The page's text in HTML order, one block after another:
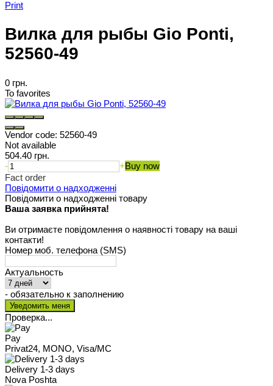
Print
Вилка для рыбы Gio Ponti,
52560-49
0 грн.
To favorites
Vendor code: 52560-49
Not available
504.40 грн.
-
+Buy now
Fact order
Повідомити о надходженні
Повідомити о надходженні товару
Ваша заявка прийнята!
Ви отримаєте повідомлення о наявності товару на ваші
контакти!
Номер моб. телефона (SMS)
Актуальность
- обязательно к заполнению
Проверка...
Pay
Privat24, MONO, Visa/MC
Delivery 1-3 days
Nova Poshta